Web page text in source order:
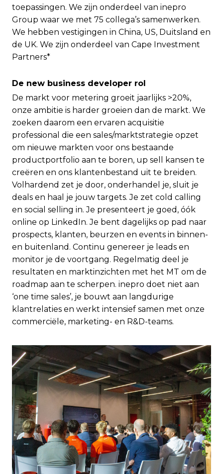
toepassingen. We zijn onderdeel van inepro
Group waar we met 75 collega’s samenwerken.
We hebben vestigingen in China, US, Duitsland en
de UK. We zijn onderdeel van Cape Investment
Partners*
De new business developer rol
De markt voor metering groeit jaarlijks >20%,
onze ambitie is harder groeien dan de markt. We
zoeken daarom een ervaren acquisitie
professional die een sales/marktstrategie opzet
om nieuwe markten voor ons bestaande
productportfolio aan te boren, up sell kansen te
creëren en ons klantenbestand uit te breiden.
Volhardend zet je door, onderhandel je, sluit je
deals en haal je jouw targets. Je zet cold calling
en social selling in. Je presenteert je goed, óók
online op LinkedIn. Je bent dagelijks op pad naar
prospects, klanten, beurzen en events in binnen-
en buitenland. Continu genereer je leads en
monitor je de voortgang. Regelmatig deel je
resultaten en marktinzichten met het MT om de
roadmap aan te scherpen. inepro doet niet aan
‘one time sales’, je bouwt aan langdurige
klantrelaties en werkt intensief samen met onze
commerciële, marketing- en R&D-teams.